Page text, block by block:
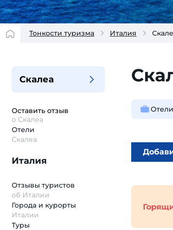
Тонкости туризма Италия
Скалеа
Оставить отзыв
о Скалеа
Отели
Скалеа
Италия
Отзывы туристов
об Италии
Города и курорты
Италии
Туры